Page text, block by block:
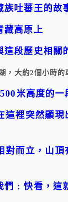
族吐蕃王的故
藏高原上
這段歷史相關
，大約2個小時的
米高度的一
這裡突然顯現
對而立，山頂
們﹕快看，這